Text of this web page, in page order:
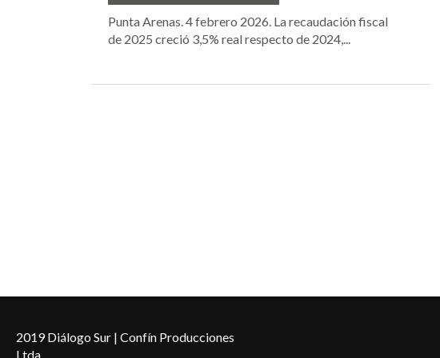
Punta Arenas. 4 febrero 2026. La recaudación fiscal
de 2025 creció 3,5% real respecto de 2024,...
2019 Diálogo Sur | Confín Producciones
Ltda.